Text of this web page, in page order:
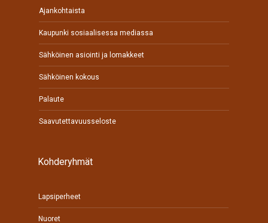
Ajankohtaista
Kaupunki sosiaalisessa mediassa
Sähköinen asiointi ja lomakkeet
Sähköinen kokous
Palaute
Saavutettavuusseloste
Kohderyhmät
Lapsiperheet
Nuoret